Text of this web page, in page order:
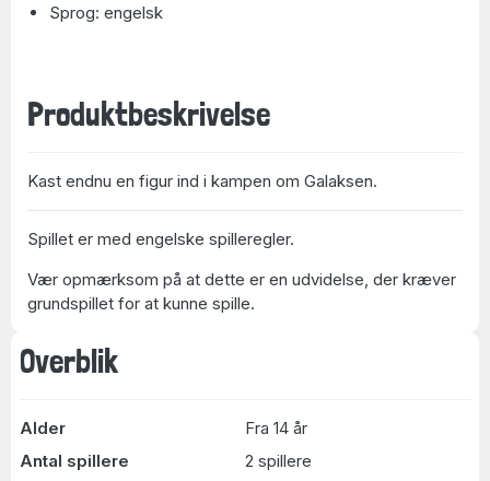
Overblik
Alder
Fra 14 år
Antal spillere
2 spillere
Sprog: engelsk
Produktbeskrivelse
Kast endnu en figur ind i kampen om Galaksen.
Spillet er med engelske spilleregler.
Vær opmærksom på at dette er en udvidelse, der kræver
grundspillet for at kunne spille.